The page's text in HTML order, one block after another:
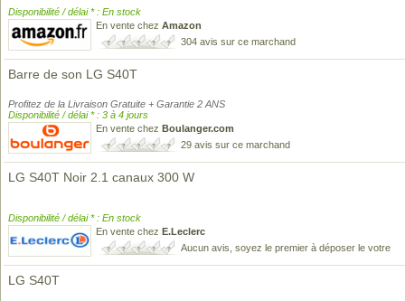
Disponibilité / délai * : En stock
En vente chez Amazon
304 avis sur ce marchand
Barre de son LG S40T
Profitez de la Livraison Gratuite + Garantie 2 ANS
Disponibilité / délai * : 3 à 4 jours
En vente chez Boulanger.com
29 avis sur ce marchand
LG S40T Noir 2.1 canaux 300 W
Disponibilité / délai * : En stock
En vente chez E.Leclerc
Aucun avis, soyez le premier à déposer le votre
LG S40T